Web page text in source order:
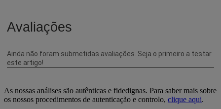
As nossas análises são autênticas e fidedignas. Para saber mais sobre
os nossos procedimentos de autenticação e controlo, clique aqui.